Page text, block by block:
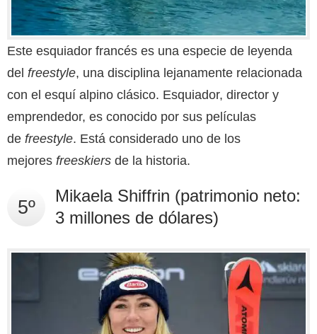
Este esquiador francés es una especie de leyenda
del freestyle, una disciplina lejanamente relacionada
con el esquí alpino clásico. Esquiador, director y
emprendedor, es conocido por sus películas
de freestyle. Está considerado uno de los
mejores freeskiers de la historia.
5º
Mikaela Shiffrin (patrimonio neto:
3 millones de dólares)